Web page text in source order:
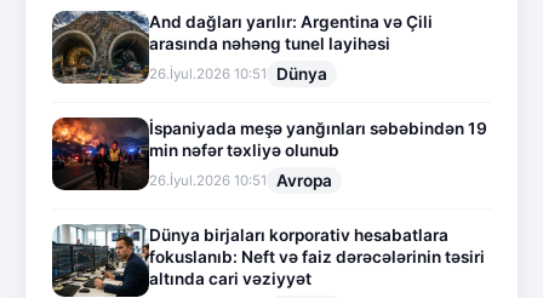
And dağları yarılır: Argentina və Çili
arasında nəhəng tunel layihəsi
26.İyul.2026 10:51 Dünya
İspaniyada meşə yanğınları səbəbindən 19
min nəfər təxliyə olunub
26.İyul.2026 10:51 Avropa
Dünya birjaları korporativ hesabatlara
fokuslanıb: Neft və faiz dərəcələrinin təsiri
altında cari vəziyyət